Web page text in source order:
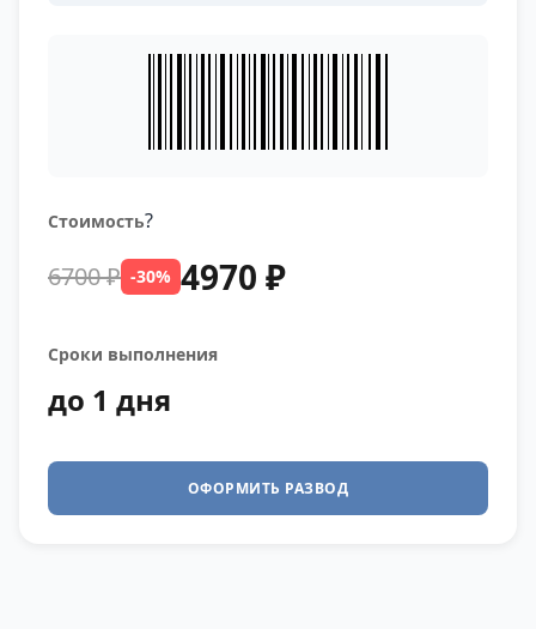
Стоимость?
6700 ₽ -30% 4970 ₽
Сроки выполнения
до 1 дня
ОФОРМИТЬ РАЗВОД